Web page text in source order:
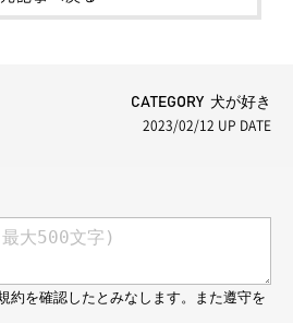
CATEGORY 犬が好き
2023/02/12 UP DATE